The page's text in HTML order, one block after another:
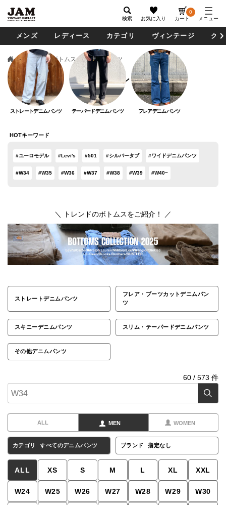
検索 お気に入り カート
0
メニュー
メンズ レディース カテゴリ ヴィンテージ グ
メンズ ボトムス デニムパンツ
デニムパンツ
ストレートデニムパンツ テーパードデニムパンツ フレアデニムパンツ
HOTキーワード
#ユーロモデル #Levi's #501 #シルバータブ #ワイドデニムパンツ
#W34 #W35 #W36 #W37 #W38 #W39 #W40~
＼ トレンドのボトムスをご紹介！ ／
ストレートデニムパンツ
フレア・ブーツカットデニムパン
ツ
スキニーデニムパンツ スリム・テーパードデニムパンツ
その他デニムパンツ
60 / 573 件
ALL MEN WOMEN
カテゴリ すべてのデニムパンツ ブランド 指定なし
ALL XS S M L XL XXL
W24 W25 W26 W27 W28 W29 W30